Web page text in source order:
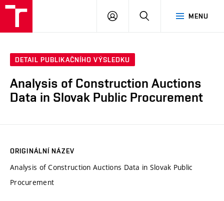
MENU
PŘIHLÁSIT
DETAIL PUBLIKAČNÍHO VÝSLEDKU
Analysis of Construction Auctions
Data in Slovak Public Procurement
ORIGINÁLNÍ NÁZEV
Analysis of Construction Auctions Data in Slovak Public
Procurement